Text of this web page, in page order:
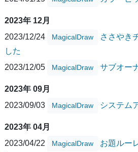
2023年 12月
2023/12/24
MagicalDraw
ささやき
した
2023/12/05
MagicalDraw サブオー
2023年 09月
2023/09/03
MagicalDraw システム
2023年 04月
2023/04/22
MagicalDraw
お題ルー